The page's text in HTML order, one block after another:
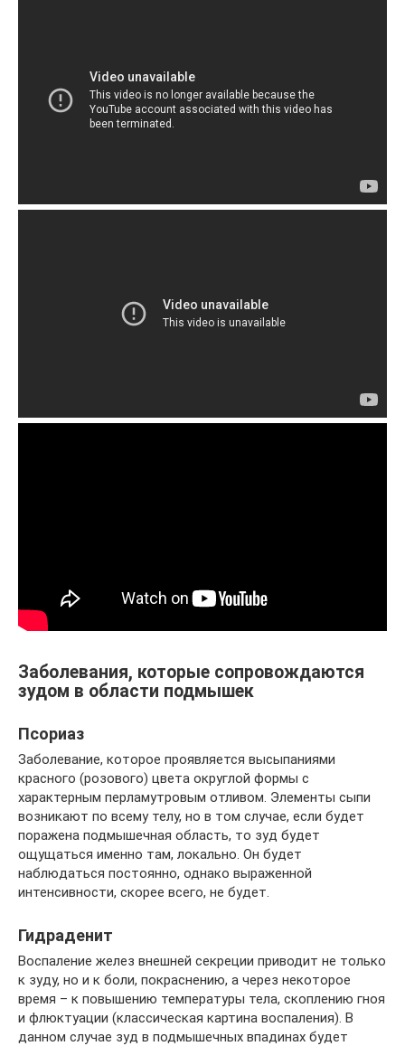
Заболевания, которые сопровождаются
зудом в области подмышек
Псориаз
Заболевание, которое проявляется высыпаниями
красного (розового) цвета округлой формы с
характерным перламутровым отливом. Элементы сыпи
возникают по всему телу, но в том случае, если будет
поражена подмышечная область, то зуд будет
ощущаться именно там, локально. Он будет
наблюдаться постоянно, однако выраженной
интенсивности, скорее всего, не будет.
Гидраденит
Воспаление желез внешней секреции приводит не только
к зуду, но и к боли, покраснению, а через некоторое
время – к повышению температуры тела, скоплению гноя
и флюктуации (классическая картина воспаления). В
данном случае зуд в подмышечных впадинах будет